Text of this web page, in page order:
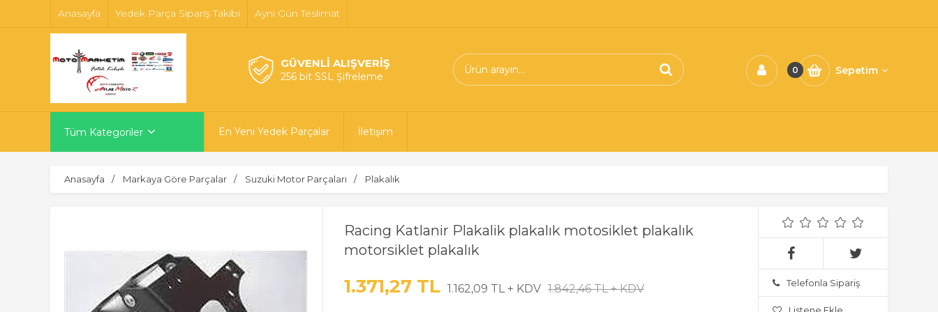
Anasayfa Yedek Parça Sipariş Takibi Ayni Gün Teslimat
GÜVENLİ ALIŞVERİŞ
256 bit SSL Şifreleme
0 Sepetim
Tüm Kategoriler En Yeni Yedek Parçalar İletişim
Anasayfa Markaya Göre Parçalar Suzuki Motor Parçaları Plakalık
Racing Katlanir Plakalik plakalık motosiklet plakalık
motorsiklet plakalık
1.371,27 TL 1.162,09 TL + KDV 1.842,46 TL + KDV Telefonla Sipariş